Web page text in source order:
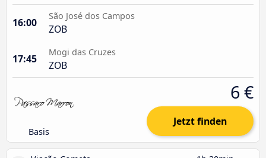
16:00
São José dos Campos
ZOB
17:45
Mogi das Cruzes
ZOB
Basis
6 €
Jetzt finden